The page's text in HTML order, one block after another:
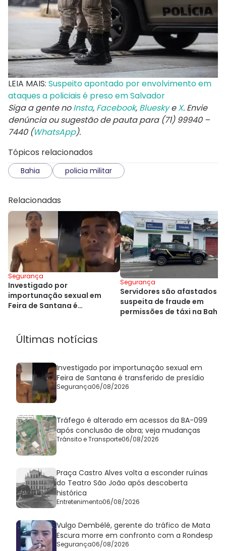
LEIA MAIS: Suspeito apontado por envolvimento em
ataques a policiais é preso em Salvador
Siga a gente noInsta, Facebook, BlueskyeX. Envie
denúncia ou sugestão de pauta para (71) 99940 –
7440 (WhatsApp).
Tópicos relacionados
Bahia policia militar
Relacionadas
Segurança
Investigado por
importunação sexual em
Feira de Santana é
Segurança
Servidores são afastados
suspeita de fraude em
permissões de táxi na Bahia
Últimas notícias
Investigado por importunação sexual em
Feira de Santana é transferido de presídio
Segurança06/08/2026
Tráfego é alterado em acessos da BA-099
após conclusão de obra; veja mudanças
Trânsito e Transporte06/08/2026
Praça Castro Alves volta a esconder ruínas
do Teatro São João após descoberta
histórica
Entretenimento06/08/2026
Vulgo Dembélé, gerente do tráfico de Mata
Escura morre em confronto com a Rondesp
Segurança06/08/2026